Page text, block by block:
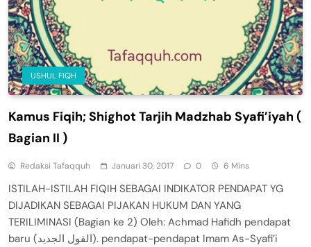
USHUL FIQH
Kamus Fiqih; Shighot Tarjih Madzhab Syafi’iyah (
Bagian II )
Redaksi Tafaqquh Januari 30, 2017 0 6 Mins
ISTILAH-ISTILAH FIQIH SEBAGAI INDIKATOR PENDAPAT YG
DIJADIKAN SEBAGAI PIJAKAN HUKUM DAN YANG
TERILIMINASI (Bagian ke 2) Oleh: Achmad Hafidh pendapat
baru (القول الجديد). pendapat-pendapat Imam As-Syafi’i